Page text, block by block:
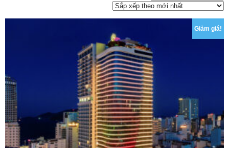
Giảm giá!